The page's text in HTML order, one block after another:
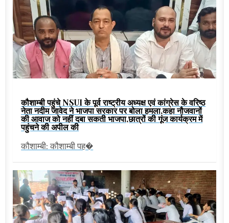
कौशाम्बी पहुंचे NSUI के पूर्व राष्ट्रीय अध्यक्ष एवं कांग्रेस के वरिष्ठ
नेता नदीम जावेद ने भाजपा सरकार पर बोला हमला,कहा नौजवानों
की आवाज को नहीं दबा सकती भाजपा,छात्रों की गूंज कार्यक्रम में
पहुंचने की अपील की
कौशाम्बी: कौशाम्बी पह�